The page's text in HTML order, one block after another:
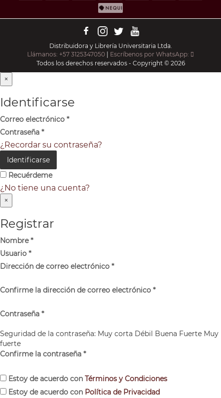
Distribuidora y Librería Universitaria Ltda.
Llámanos: +57 3125347050 | Escríbenos por WhatsApp:
Todos los derechos reservados - Copyright © 2026
×
Identificarse
Correo electrónico *
Contraseña *
¿Recordar su contraseña?
Identificarse
Recuérdeme
¿No tiene una cuenta?
×
Registrar
Nombre*
Usuario *
Dirección de correo electrónico *
Confirme la dirección de correo electrónico *
Contraseña *
Seguridad de la contraseña: Muy corta Débil Buena Fuerte Muy
fuerte
Confirme la contraseña *
Estoy de acuerdo con Términos y Condiciones
Estoy de acuerdo con Política de Privacidad